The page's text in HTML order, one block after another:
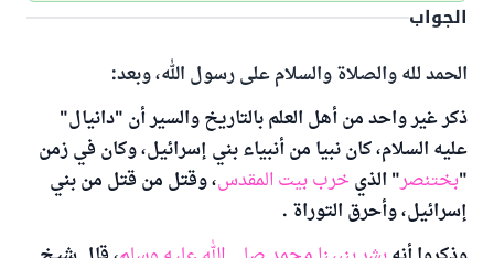
الجواب
الحمد لله والصلاة والسلام على رسول الله، وبعد:
ذكر غير واحد من أهل العلم بالتاريخ والسير أن "دانيال"
عليه السلام، كان نبيا من أنبياء بني إسرائيل، وكان في زمن
"بختنصر" الذي خرب بيت المقدس، وقتل من قتل من بني
إسرائيل، وأحرق التوراة .